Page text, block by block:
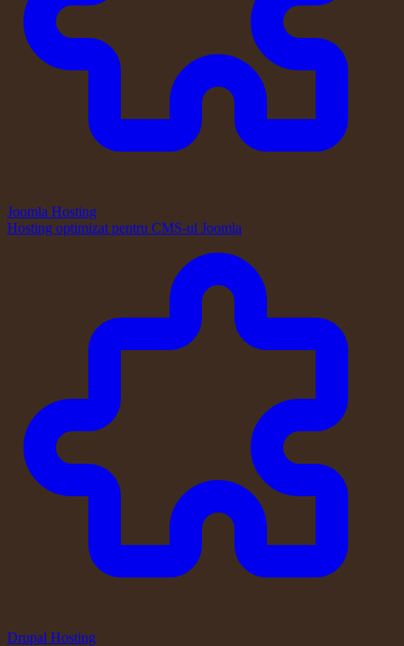
Joomla Hosting
Hosting optimizat pentru CMS-ul Joomla
Drupal Hosting